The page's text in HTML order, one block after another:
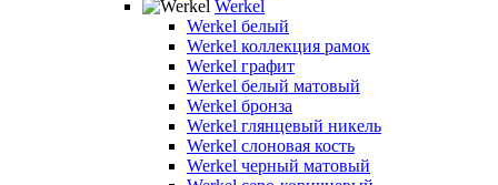
Werkel
Werkel белый
Werkel коллекция рамок
Werkel графит
Werkel белый матовый
Werkel бронза
Werkel глянцевый никель
Werkel слоновая кость
Werkel черный матовый